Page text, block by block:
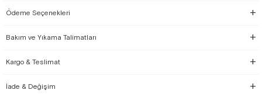
Ödeme Seçenekleri
Bakım ve Yıkama Talimatları
Kargo & Teslimat
İade & Değişim